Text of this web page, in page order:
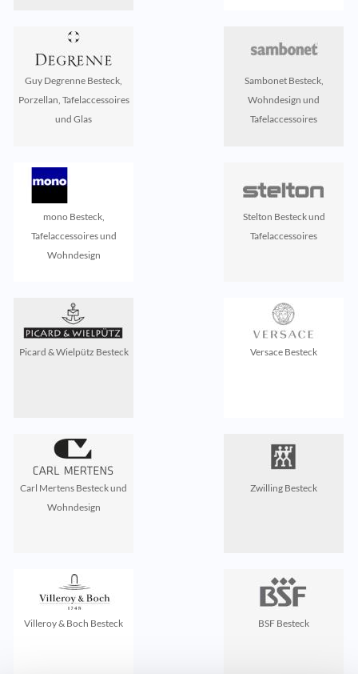
Guy Degrenne Besteck,
Porzellan, Tafelaccessoires
und Glas
Sambonet Besteck,
Wohndesign und
Tafelaccessoires
mono Besteck,
Tafelaccessoires und
Wohndesign
Stelton Besteck und
Tafelaccessoires
Picard & Wielpütz Besteck Versace Besteck
Carl Mertens Besteck und
Wohndesign
Zwilling Besteck
Villeroy & Boch Besteck BSF Besteck